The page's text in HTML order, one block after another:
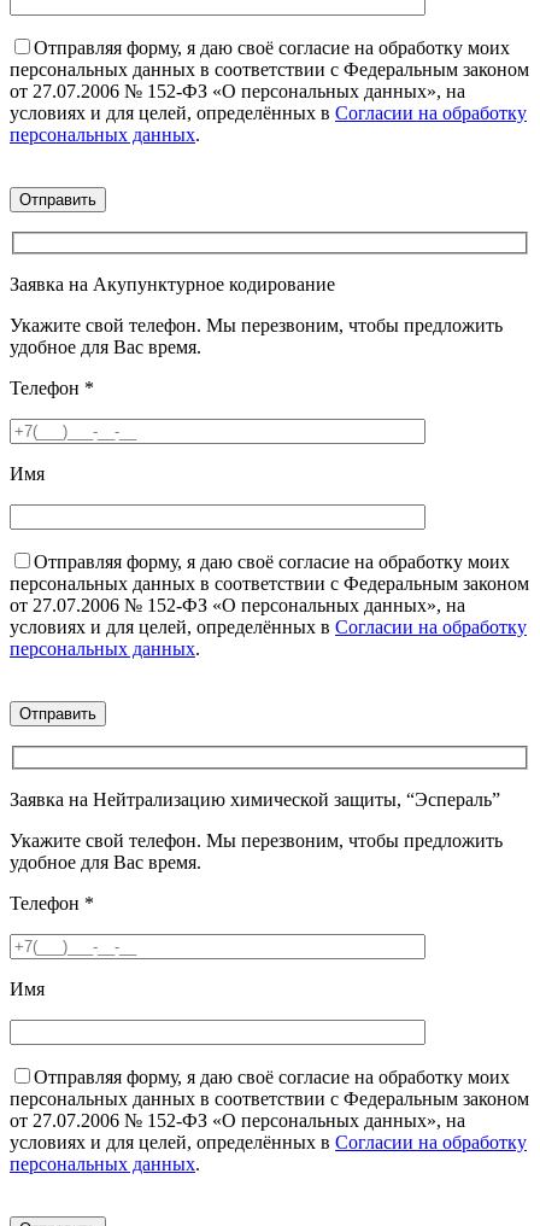
Отправляя форму, я даю своё согласие на обработку моих
персональных данных в соответствии с Федеральным законом
от 27.07.2006 № 152-ФЗ «О персональных данных», на
условиях и для целей, определённых в Согласии на обработку
персональных данных.
Заявка на Акупунктурное кодирование
Укажите свой телефон. Мы перезвоним, чтобы предложить
удобное для Вас время.
Телефон *
Имя
Отправляя форму, я даю своё согласие на обработку моих
персональных данных в соответствии с Федеральным законом
от 27.07.2006 № 152-ФЗ «О персональных данных», на
условиях и для целей, определённых в Согласии на обработку
персональных данных.
Заявка на Нейтрализацию химической защиты, “Эспераль”
Укажите свой телефон. Мы перезвоним, чтобы предложить
удобное для Вас время.
Телефон *
Имя
Отправляя форму, я даю своё согласие на обработку моих
персональных данных в соответствии с Федеральным законом
от 27.07.2006 № 152-ФЗ «О персональных данных», на
условиях и для целей, определённых в Согласии на обработку
персональных данных.